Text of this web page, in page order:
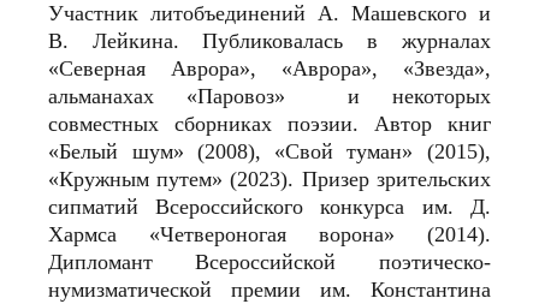
Участник литобъединений А. Машевского и
В. Лейкина. Публиковалась в журналах
«Северная Аврора», «Аврора», «Звезда»,
альманахах «Паровоз» и некоторых
совместных сборниках поэзии. Автор книг
«Белый шум» (2008), «Свой туман» (2015),
«Кружным путем» (2023). Призер зрительских
сипматий Всероссийского конкурса им. Д.
Хармса «Четвероногая ворона» (2014).
Дипломант Всероссийской поэтическо-
нумизматической премии им. Константина